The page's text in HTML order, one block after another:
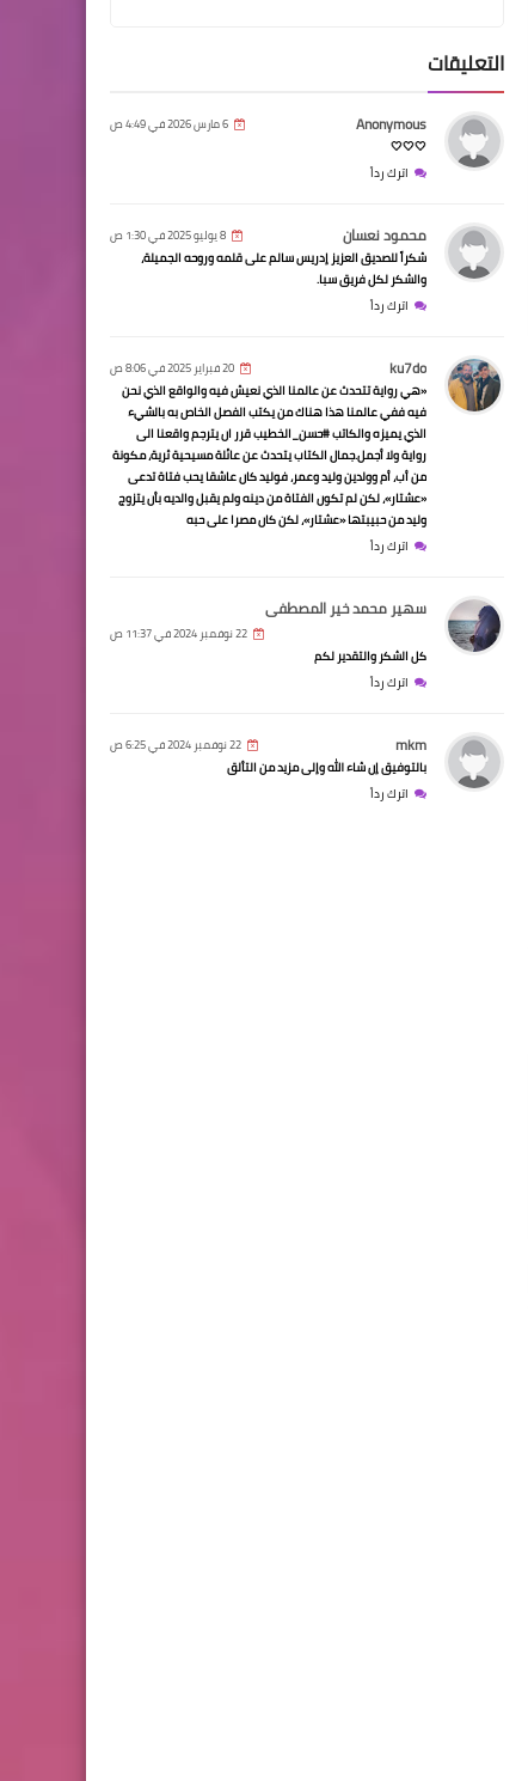
التعليقات
Anonymous 6 مارس 2026 في 4:49 ص
🤍🤍🤍
اترك رداً
محمود نعسان 8 يوليو 2025 في 1:30 ص
شكراً للصديق العزيز إدريس سالم على قلمه وروحه الجميلة،
والشكر لكل فريق سبا.
اترك رداً
ku7do 20 فبراير 2025 في 8:06 ص
«هي رواية تتحدث عن عالمنا الذي نعيش فيه والواقع الذي نحن
فيه ففي عالمنا هذا هناك من يكتب الفصل الخاص به بالشيء
الذي يميزه والكاتب #حسن_الخطيب قرر ان يترجم واقعنا الى
رواية ولا أجمل.جمال الكتاب يتحدث عن عائلة مسيحية ثرية، مكونة
من أب، أم وولدين وليد وعمر، فوليد كان عاشقا يحب فتاة تدعى
«عشتار»، لكن لم تكون الفتاة من دينه ولم يقبل والديه بأن يتزوج
وليد من حبيبتها «عشتار»، لكن كان مصرا على حبه
اترك رداً
سهير محمد خير المصطفى
22 نوفمبر 2024 في 11:37 ص
كل الشكر والتقدير لكم
اترك رداً
mkm 22 نوفمبر 2024 في 6:25 ص
بالتوفيق إن شاء الله وإلى مزيد من التألق
اترك رداً